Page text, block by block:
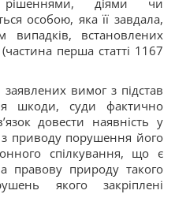
рішеннями, діями чи
особою, яка її завдала,
випадків, встановлених
перша статті 1167
вимог з підстав
шкоди, суди фактично
довести наявність у
приводу порушення його
спілкування, що є
правову природу такого
якого закріплені